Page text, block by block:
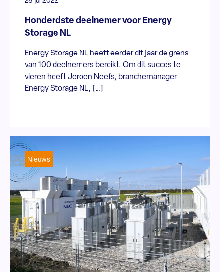
Honderdste deelnemer voor Energy
Storage NL
Energy Storage NL heeft eerder dit jaar de grens
van 100 deelnemers bereikt. Om dit succes te
vieren heeft Jeroen Neefs, branchemanager
Energy Storage NL, […]
Nieuws